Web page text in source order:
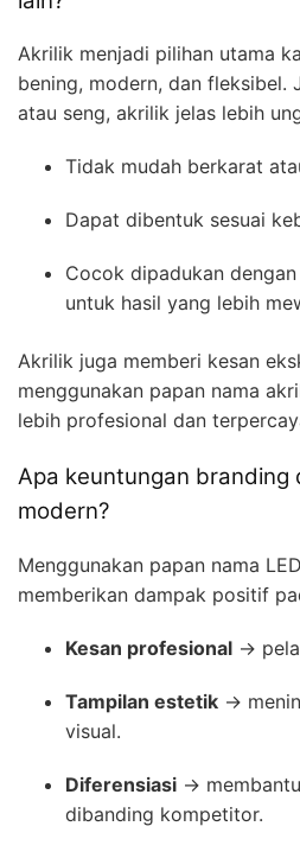
Akrilik menjadi pilihan utama
bening, modern, dan fleksibel.
atau seng, akrilik jelas lebih
Tidak mudah berkarat
Dapat dibentuk sesuai
Cocok dipadukan
untuk hasil yang lebih
Akrilik juga memberi kesan
menggunakan papan nama
lebih profesional dan
Apa keuntungan branding
modern?
Menggunakan papan nama
memberikan dampak positif
Kesan profesional →
Tampilan estetik →
visual.
Diferensiasi →
dibanding kompetitor.